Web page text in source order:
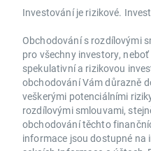
Investování je rizikové.
Obchodování s rozdílovými
pro všechny investory,
spekulativní a rizikovou
obchodování Vám důrazně
veškerými potenciálními
rozdílovými smlouvami,
obchodování těchto
informace jsou dostupné na